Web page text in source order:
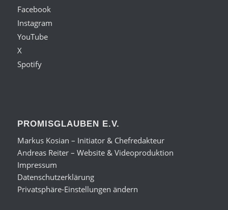
Facebook
Instagram
YouTube
X
Spotify
PROMISGLAUBEN E.V.
Markus Kosian – Initiator & Chefredakteur
Andreas Reiter – Website & Videoproduktion
Impressum
Datenschutzerklärung
Privatsphäre-Einstellungen ändern